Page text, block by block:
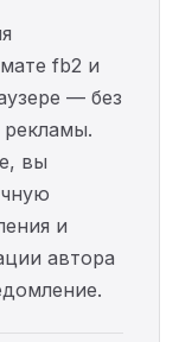
fb2 и
— без
рекламы.
вы
и
автора